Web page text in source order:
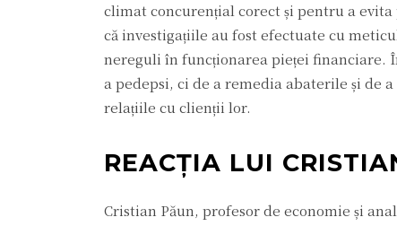
climat concurențial corect și pentru a
că investigațiile au fost efectuate cu
nereguli în funcționarea pieței financiare.
a pedepsi, ci de a remedia abaterile și de
relațiile cu clienții lor.
REACȚIA LUI
Cristian Păun, profesor de economie și